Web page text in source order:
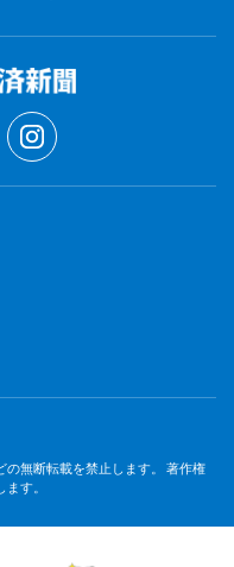
無断転載を禁止します。 著作権
す。